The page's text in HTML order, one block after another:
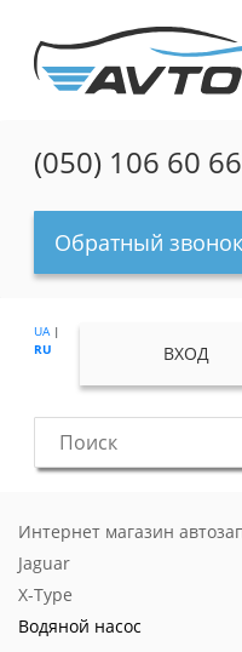
(050) 106 60 66
Обратный звонок
UA|
RU
ВХОД
Интернет магазин
Jaguar
X-Type
Водяной насос